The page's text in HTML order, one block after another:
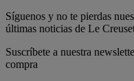
Síguenos y no te pierdas
últimas noticias de Le
Suscríbete a nuestra
compra